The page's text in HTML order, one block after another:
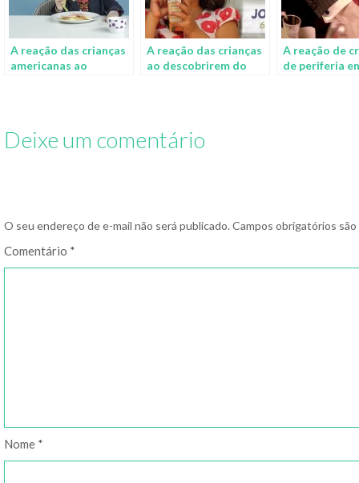
A reação das crianças
americanas ao
A reação das crianças
ao descobrirem do
A reação de
de periferia
Deixe um comentário
O seu endereço de e-mail não será publicado. Campos obrigatórios
Comentário *
Nome *